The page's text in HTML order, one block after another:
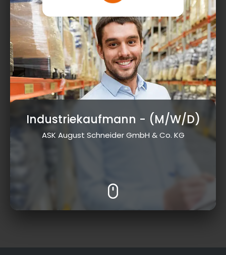
Industriekaufmann - (M/W/D)
ASK August Schneider GmbH & Co. KG